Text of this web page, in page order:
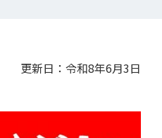
更新日：令和8年6月3日